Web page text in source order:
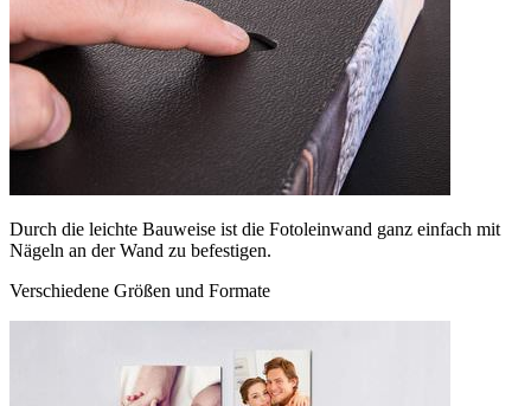
Durch die leichte Bauweise ist die Fotoleinwand ganz einfach mit
Nägeln an der Wand zu befestigen.
Verschiedene Größen und Formate